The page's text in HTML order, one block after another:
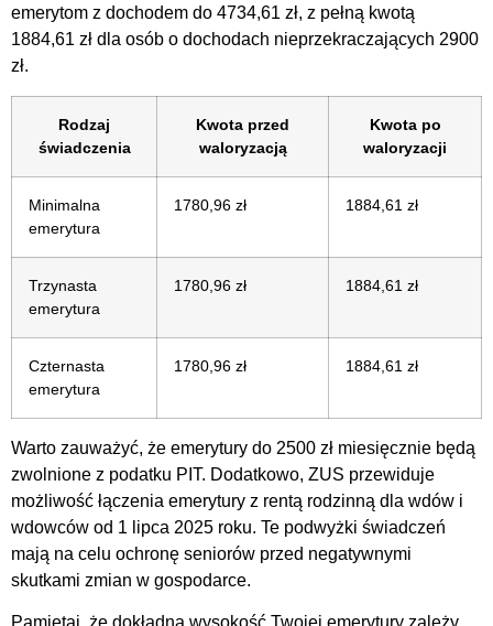
emerytom z dochodem do 4734,61 zł, z pełną kwotą
1884,61 zł dla osób o dochodach nieprzekraczających 2900
zł.
Rodzaj
świadczenia
Kwota przed
waloryzacją
Kwota po
waloryzacji
Minimalna
emerytura
1780,96 zł 1884,61 zł
Trzynasta
emerytura
1780,96 zł 1884,61 zł
Czternasta
emerytura
1780,96 zł 1884,61 zł
Warto zauważyć, że emerytury do 2500 zł miesięcznie będą
zwolnione z podatku PIT. Dodatkowo, ZUS przewiduje
możliwość łączenia emerytury z rentą rodzinną dla wdów i
wdowców od 1 lipca 2025 roku. Te podwyżki świadczeń
mają na celu ochronę seniorów przed negatywnymi
skutkami zmian w gospodarce.